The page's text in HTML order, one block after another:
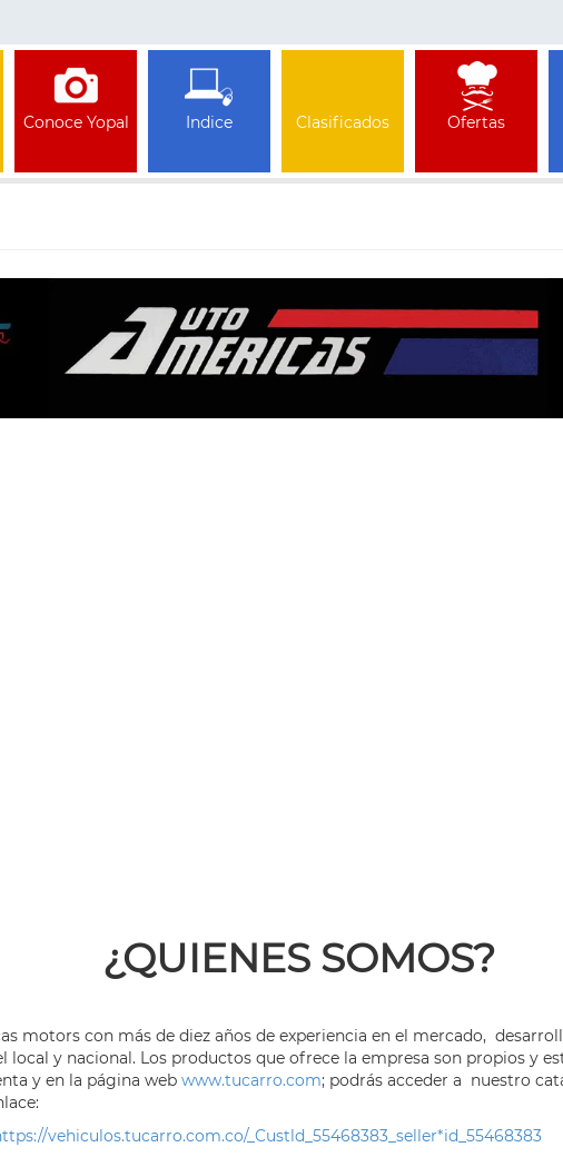
Conoce Yopal Indice Clasificados Ofertas
¿QUIENES SOMOS?
motors con más de diez años de experiencia en el mercado,
local y nacional. Los productos que ofrece la empresa son propios y
y en la página web www.tucarro.com; podrás acceder a nuestro
vehiculos.tucarro.com.co/_Custld_55468383_seller*id_55468383